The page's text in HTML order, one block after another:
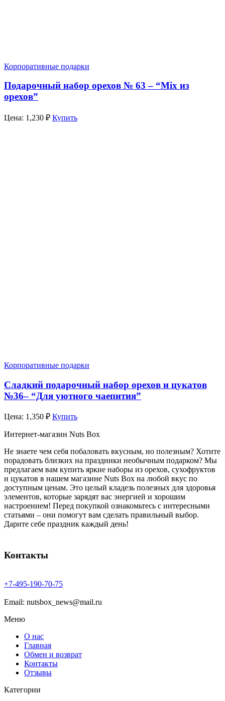
Корпоративные подарки
Подарочный набор орехов № 63 – “Mix из
орехов”
Цена: 1,230 ₽ Купить
Корпоративные подарки
Сладкий подарочный набор орехов и цукатов
№36– “Для уютного чаепития”
Цена: 1,350 ₽ Купить
Интернет-магазин Nuts Box
Не знаете чем себя побаловать вкусным, но полезным? Хотите
порадовать близких на праздники необычным подарком? Мы
предлагаем вам купить яркие наборы из орехов, сухофруктов
и цукатов в нашем магазине Nuts Box на любой вкус по
доступным ценам. Это целый кладезь полезных для здоровья
элементов, которые зарядят вас энергией и хорошим
настроением! Перед покупкой ознакомьтесь с интересными
статьями – они помогут вам сделать правильный выбор.
Дарите себе праздник каждый день!
Контакты
+7-495-190-70-75
Email: nutsbox_news@mail.ru
Меню
О нас
Главная
Обмен и возврат
Контакты
Отзывы
Категории